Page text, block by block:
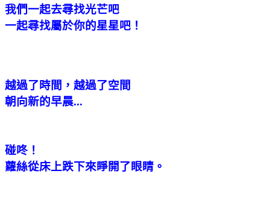
我們一起去尋找光芒吧
一起尋找屬於你的星星吧！
越過了時間，越過了空間
朝向新的早晨...
碰咚！
蘿絲從床上跌下來睜開了眼睛。